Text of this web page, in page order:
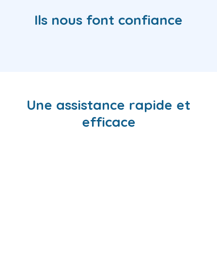
Ils nous font confiance
Une assistance rapide et
efficace